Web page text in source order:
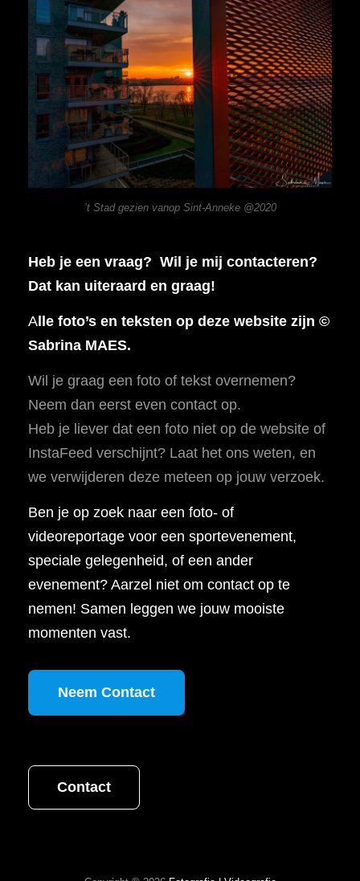
’t Stad gezien vanop Sint-Anneke @2020
Heb je een vraag? Wil je mij contacteren?
Dat kan uiteraard en graag!
Alle foto’s en teksten op deze website zijn ©
Sabrina MAES.
Wil je graag een foto of tekst overnemen?
Neem dan eerst even contact op.
Heb je liever dat een foto niet op de website of
InstaFeed verschijnt? Laat het ons weten, en
we verwijderen deze meteen op jouw verzoek.
Ben je op zoek naar een foto- of
videoreportage voor een sportevenement,
speciale gelegenheid, of een ander
evenement? Aarzel niet om contact op te
nemen! Samen leggen we jouw mooiste
momenten vast.
Neem Contact
Contact